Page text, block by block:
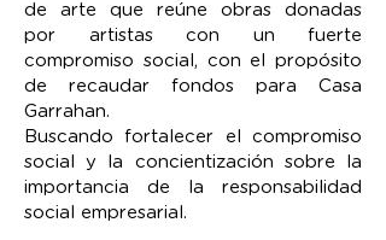
de arte que reúne obras donadas
por artistas con un fuerte
compromiso social, con el propósito
de recaudar fondos para Casa
Garrahan.
Buscando fortalecer el compromiso
social y la concientización sobre la
importancia de la responsabilidad
social empresarial.